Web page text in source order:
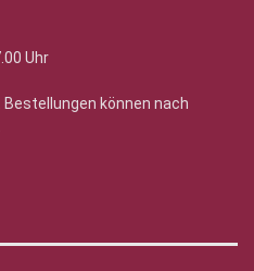
Uhr
können nach